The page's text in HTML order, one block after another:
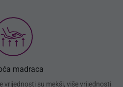
madraca
vrijednosti su mekši, više vrijednosti